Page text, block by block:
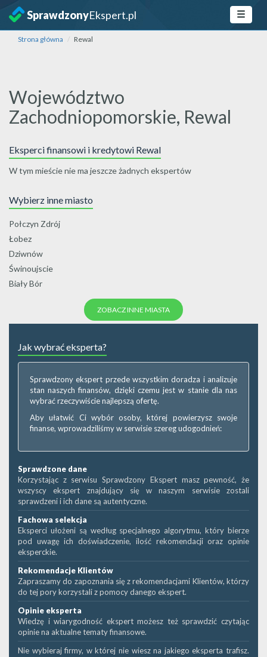
SprawdzonyEkspert.pl
Strona główna Rewal
Województwo
Zachodniopomorskie, Rewal
Eksperci finansowi i kredytowi Rewal
W tym mieście nie ma jeszcze żadnych ekspertów
Wybierz inne miasto
Połczyn Zdrój
Łobez
Dziwnów
Świnoujscie
Biały Bór
ZOBACZ INNE MIASTA
Jak wybrać eksperta?
Sprawdzony ekspert przede wszystkim doradza i analizuje
stan naszych finansów, dzięki czemu jest w stanie dla nas
wybrać rzeczywiście najlepszą ofertę.
Aby ułatwić Ci wybór osoby, której powierzysz swoje
finanse, wprowadziliśmy w serwisie szereg udogodnień:
Sprawdzone dane
Korzystając z serwisu Sprawdzony Ekspert masz pewność, że
wszyscy ekspert znajdujący się w naszym serwisie zostali
sprawdzeni i ich dane są autentyczne.
Fachowa selekcja
Eksperci ułożeni są według specjalnego algorytmu, który bierze
pod uwagę ich doświadczenie, ilość rekomendacji oraz opinie
eksperckie.
Rekomendacje Klientów
Zapraszamy do zapoznania się z rekomendacjami Klientów, którzy
do tej pory korzystali z pomocy danego ekspert.
Opinie eksperta
Wiedzę i wiarygodność ekspert możesz też sprawdzić czytając
opinie na aktualne tematy finansowe.
Nie wybieraj firmy, w której nie wiesz na jakiego eksperta trafisz.